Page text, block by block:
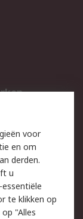
voor
en om
derden.
u
te klikken op
"Alles